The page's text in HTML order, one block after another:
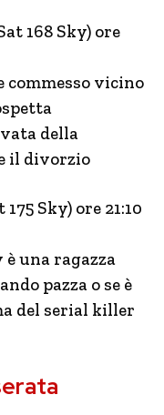
168 Sky) ore
vicino
della
il divorzio
Sky) ore 21:10
una ragazza
pazza o se è
del serial killer